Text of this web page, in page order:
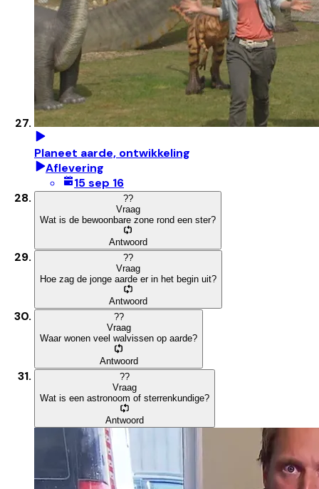
Planeet aarde, ontwikkeling
Aflevering
15 sep 16
??
Vraag
Wat is de bewoonbare zone rond een ster?
Antwoord
??
Vraag
Hoe zag de jonge aarde er in het begin uit?
Antwoord
??
Vraag
Waar wonen veel walvissen op aarde?
Antwoord
??
Vraag
Wat is een astronoom of sterrenkundige?
Antwoord